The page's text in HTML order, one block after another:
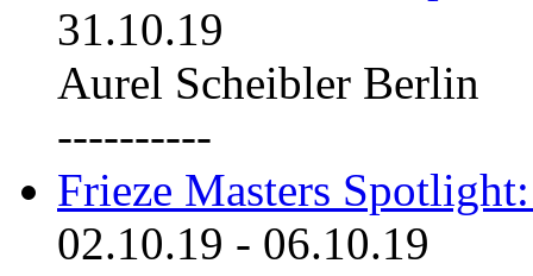
31.10.19
Aurel Scheibler Berlin
----------
Frieze Masters
02.10.19 - 06.10.19